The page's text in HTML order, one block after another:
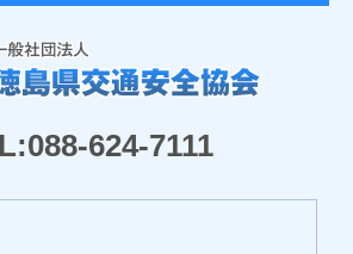
624-7111